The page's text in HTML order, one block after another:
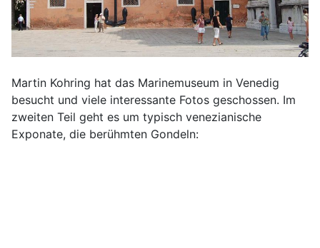
Martin Kohring hat das Marinemuseum in Venedig
besucht und viele interessante Fotos geschossen. Im
zweiten Teil geht es um typisch venezianische
Exponate, die berühmten Gondeln: